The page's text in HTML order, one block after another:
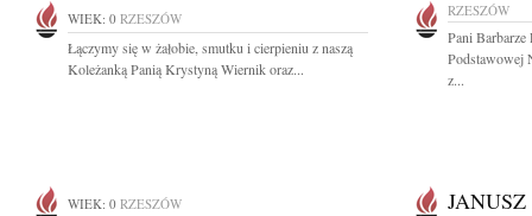
WIEK: 0 RZESZÓW
Łączymy się w żałobie, smutku i cierpieniu z naszą
Koleżanką Panią Krystyną Wiernik oraz...
RZESZÓW
Pani
Podstawowej
z...
WIEK: 0 RZESZÓW